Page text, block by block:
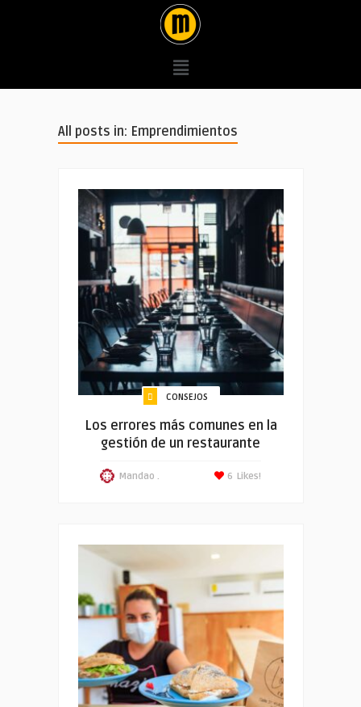
All posts in: Emprendimientos
CONSEJOS
Los errores más comunes en la
gestión de un restaurante
Mandao . Likes!
6